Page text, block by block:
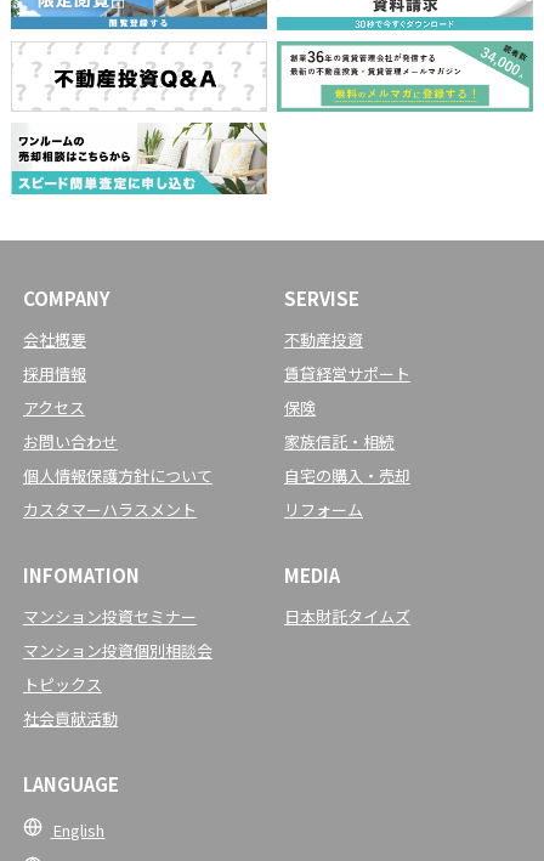
COMPANY
会社概要
採用情報
アクセス
お問い合わせ
個人情報保護方針について
カスタマーハラスメント
SERVISE
不動産投資
賃貸経営サポート
保険
家族信託・相続
自宅の購入・売却
リフォーム
INFOMATION
マンション投資セミナー
マンション投資個別相談会
トピックス
社会貢献活動
MEDIA
日本財託タイムズ
LANGUAGE
English